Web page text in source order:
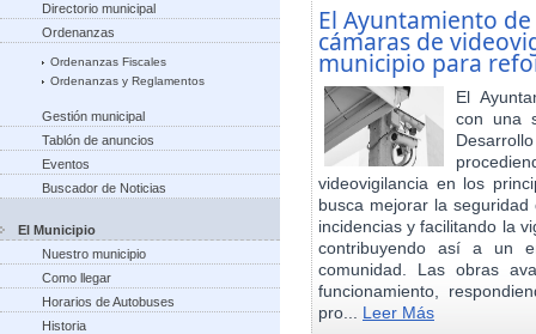
Directorio municipal
Ordenanzas
Ordenanzas Fiscales
Ordenanzas y Reglamentos
Gestión municipal
Tablón de anuncios
Eventos
Buscador de Noticias
El Municipio
Nuestro municipio
Como llegar
Horarios de Autobuses
Historia
El Ayuntamiento
cámaras de
municipio para
El
con una
videovigilancia en los
busca mejorar la
incidencias y facilitando la
contribuyendo así a un
comunidad. Las obras
funcionamiento,
pro... Leer Más